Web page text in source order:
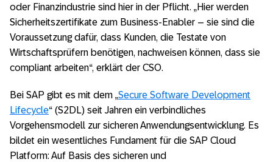
oder Finanzindustrie sind hier in der Pflicht. „Hier werden
Sicherheitszertifikate zum Business-Enabler – sie sind die
Voraussetzung dafür, dass Kunden, die Testate von
Wirtschaftsprüfern benötigen, nachweisen können, dass sie
compliant arbeiten“, erklärt der CSO.
Bei SAP gibt es mit dem „Secure Software Development
Lifecycle“ (S2DL) seit Jahren ein verbindliches
Vorgehensmodell zur sicheren Anwendungsentwicklung. Es
bildet ein wesentliches Fundament für die SAP Cloud
Platform: Auf Basis des sicheren und